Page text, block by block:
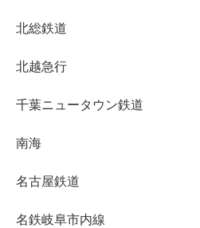
北総鉄道
北越急行
千葉ニュータウン鉄道
南海
名古屋鉄道
名鉄岐阜市内線